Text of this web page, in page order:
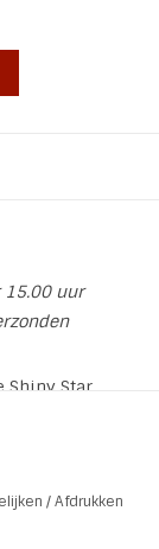
15.00 uur
Shiny Star
/Afdrukken